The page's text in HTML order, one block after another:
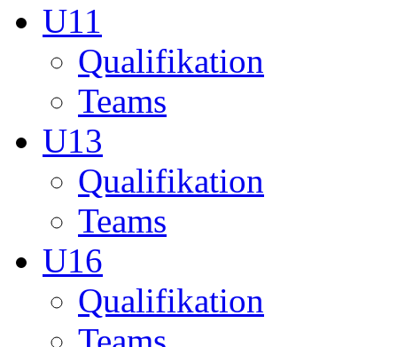
U11
Qualifikation
Teams
U13
Qualifikation
Teams
U16
Qualifikation